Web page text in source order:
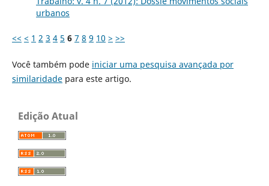
urbanos
<< < 1 2 3 4 5 6 7 8 9 10 > >>
Você também pode iniciar uma pesquisa avançada por
similaridadepara este artigo.
Edição Atual